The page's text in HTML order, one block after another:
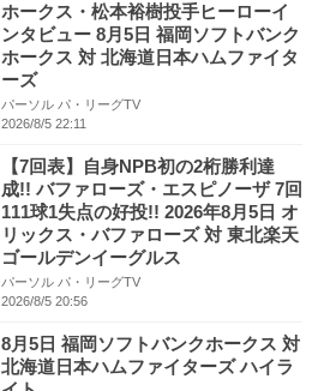
ホークス・松本裕樹投手ヒーローイ
ンタビュー 8月5日 福岡ソフトバンク
ホークス 対 北海道日本ハムファイタ
ーズ
パーソル パ・リーグTV
2026/8/5 22:11
【7回表】自身NPB初の2桁勝利達
成!! バファローズ・エスピノーザ 7回
111球1失点の好投!! 2026年8月5日 オ
リックス・バファローズ 対 東北楽天
ゴールデンイーグルス
パーソル パ・リーグTV
2026/8/5 20:56
8月5日 福岡ソフトバンクホークス 対
北海道日本ハムファイターズ ハイラ